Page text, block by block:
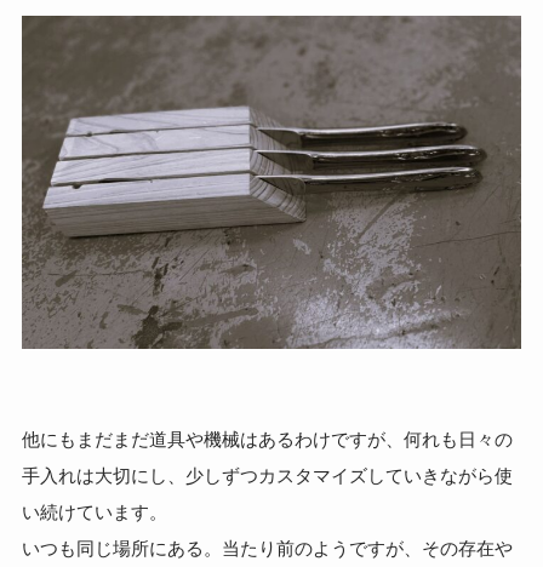
他にもまだまだ道具や機械はあるわけですが、何れも日々の
手入れは大切にし、少しずつカスタマイズしていきながら使
い続けています。
いつも同じ場所にある。当たり前のようですが、その存在や